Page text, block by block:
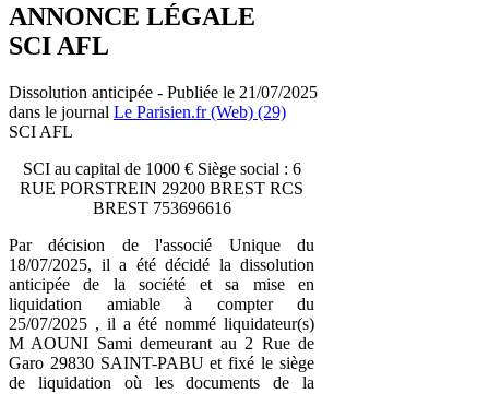
ANNONCE LÉGALE
SCI AFL
Dissolution anticipée - Publiée le 21/07/2025
dans le journal Le Parisien.fr (Web) (29)
SCI AFL
SCI au capital de 1000 € Siège social : 6
RUE PORSTREIN 29200 BREST RCS
BREST 753696616
Par décision de l'associé Unique du
18/07/2025, il a été décidé la dissolution
anticipée de la société et sa mise en
liquidation amiable à compter du
25/07/2025 , il a été nommé liquidateur(s)
M AOUNI Sami demeurant au 2 Rue de
Garo 29830 SAINT-PABU et fixé le siège
de liquidation où les documents de la